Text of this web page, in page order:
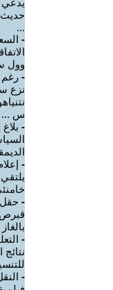
يدعي
حديث
...
-
وول
- رغم
نزع
س ...
-
-
- حقل
قبرص
بالغاز
-
نتائج
-